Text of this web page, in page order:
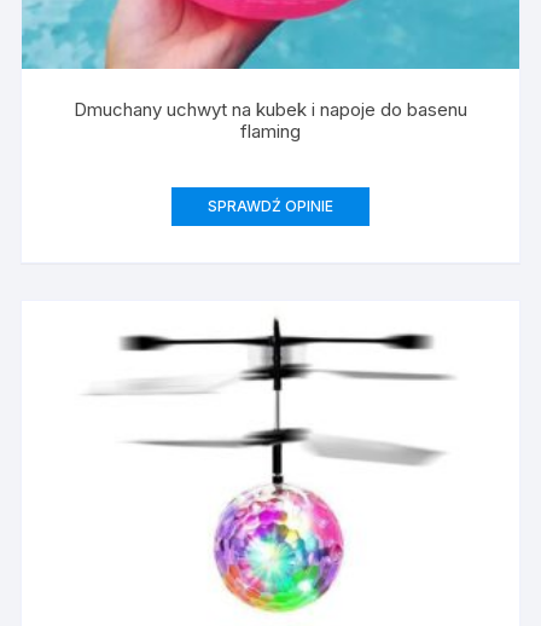
Dmuchany uchwyt na kubek i napoje do basenu
flaming
SPRAWDŹ OPINIE